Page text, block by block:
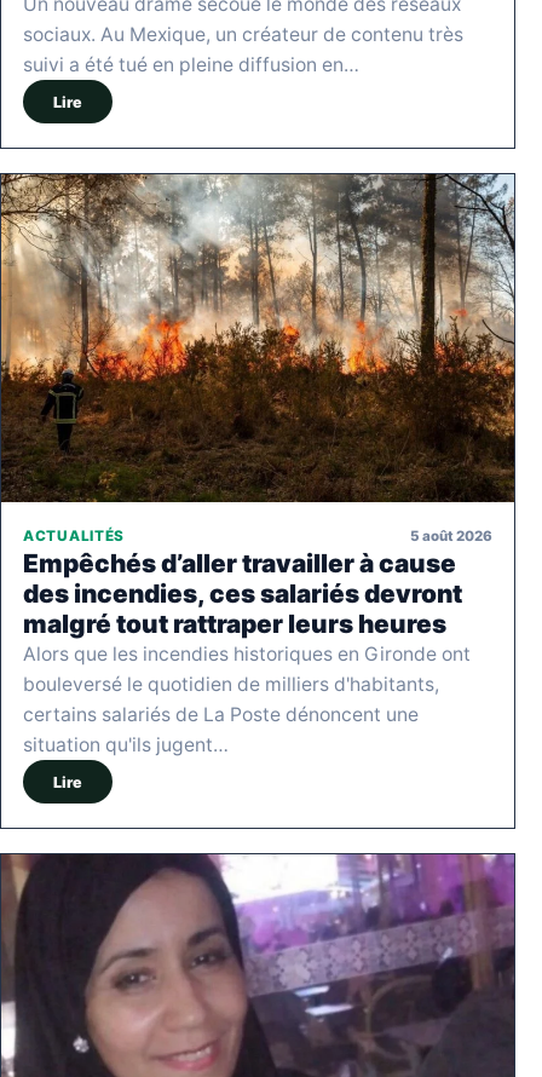
Un nouveau drame secoue le monde des réseaux
sociaux. Au Mexique, un créateur de contenu très
suivi a été tué en pleine diffusion en…
Lire
ACTUALITÉS 5 août 2026
Empêchés d’aller travailler à cause
des incendies, ces salariés devront
malgré tout rattraper leurs heures
Alors que les incendies historiques en Gironde ont
bouleversé le quotidien de milliers d'habitants,
certains salariés de La Poste dénoncent une
situation qu'ils jugent…
Lire